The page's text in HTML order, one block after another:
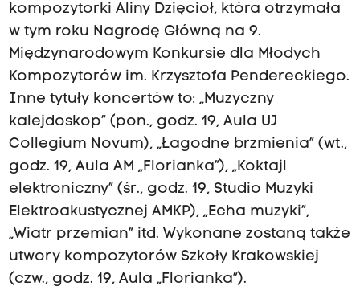
kompozytorki Aliny Dzięcioł, która otrzymała
w tym roku Nagrodę Główną na 9.
Międzynarodowym Konkursie dla Młodych
Kompozytorów im. Krzysztofa Pendereckiego.
Inne tytuły koncertów to: „Muzyczny
kalejdoskop” (pon., godz. 19, Aula UJ
Collegium Novum), „Łagodne brzmienia” (wt.,
godz. 19, Aula AM „Florianka”), „Koktajl
elektroniczny” (śr., godz. 19, Studio Muzyki
Elektroakustycznej AMKP), „Echa muzyki”,
„Wiatr przemian” itd. Wykonane zostaną także
utwory kompozytorów Szkoły Krakowskiej
(czw., godz. 19, Aula „Florianka”).